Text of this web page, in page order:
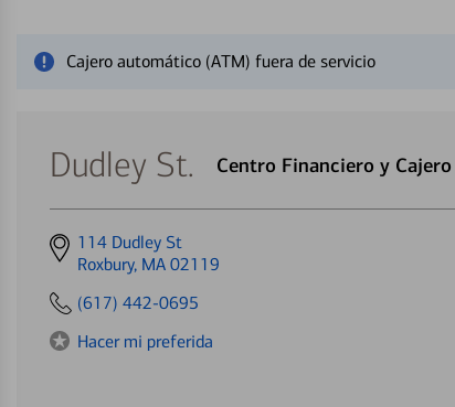
Cajero automático (ATM) fuera de servicio
Dudley St. Centro Financiero y
Get
directions
114 Dudley St
Roxbury, MA 02119
(617) 442-0695
Hacer mi preferida